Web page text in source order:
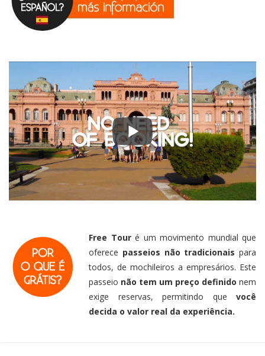
Free Touré um movimento mundial que
oferece passeios não tradicionais para
todos, de mochileiros a empresários. Este
passeio não tem um preço definido nem
exige reservas, permitindo que você
decida o valor real da experiência.